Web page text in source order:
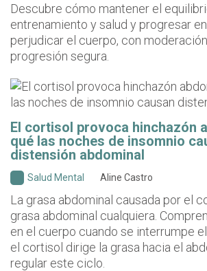
Descubre cómo mantener el
entrenamiento y salud y progresar
perjudicar el cuerpo, con
progresión segura.
El cortisol provoca hinchazón
qué las noches de insomnio
distensión abdominal
Salud Mental Aline Castro
La grasa abdominal causada por el
grasa abdominal cualquiera.
en el cuerpo cuando se interrumpe
el cortisol dirige la grasa hacia el
regular este ciclo.